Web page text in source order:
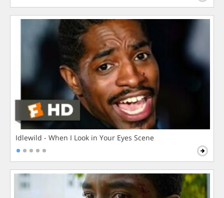
Idlewild - When I Look in Your Eyes Scene